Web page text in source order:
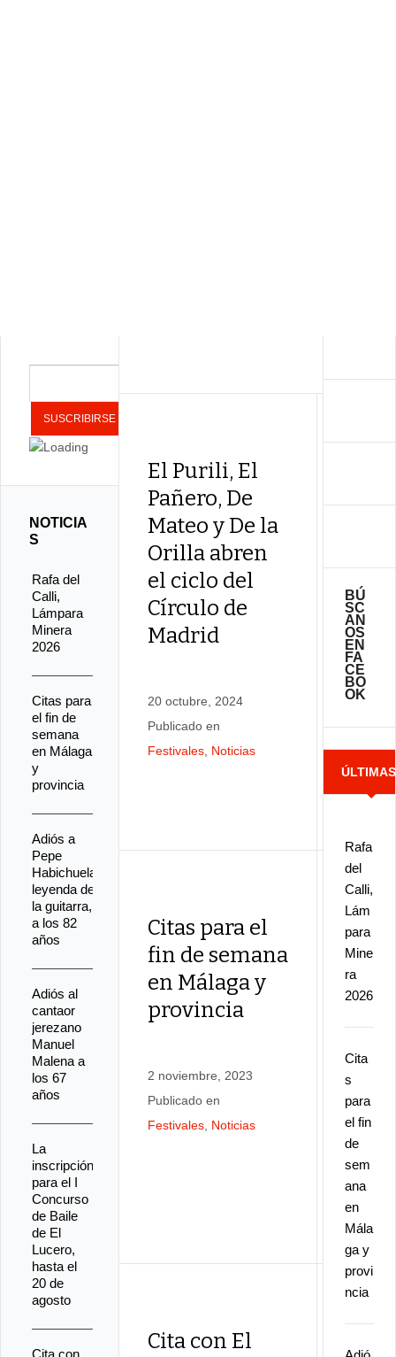
El Purili, El
Pañero, De
Mateo y De la
Orilla abren
el ciclo del
Círculo de
Madrid
20 octubre, 2024
Publicado en
Festivales Noticias
fin
en
Citas para el
fin de semana
en Málaga y
provincia
2 noviembre, 2023
Publicado en
Festivales Noticias
La
Los
3
Noticias
Cita con El
BÚ
SC
AN
OS
EN
FA
CE
BO
OK
ÚLTIMAS
Rafa
del
Calli,
Lám
para
Mine
ra
2026
Cita
s
para
el fin
de
sem
ana
en
Mála
ga y
provi
ncia
NOTICIA
S
Rafa del
Calli,
Lámpara
Minera
2026
Citas para
el fin de
semana
en Málaga
y
provincia
Adiós a
Pepe
Habichuela,
leyenda de
la guitarra,
a los 82
años
Adiós al
cantaor
jerezano
Manuel
Malena a
los 67
años
La
inscripción
para el I
Concurso
de Baile
de El
Lucero,
hasta el
20 de
agosto
Cita con